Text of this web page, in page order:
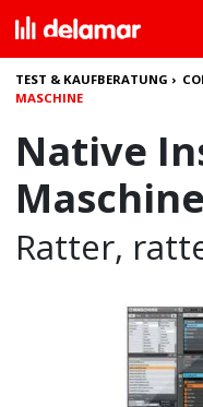
TEST & KAUFBERATUNG ›
MASCHINE
Native
Ratter,